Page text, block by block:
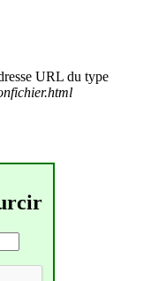
URL du type